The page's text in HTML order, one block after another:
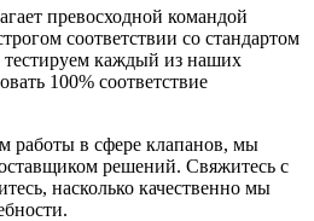
превосходной командой
соответствии со стандартом
каждый из наших
100% соответствие
работы в сфере клапанов, мы
решений. Свяжитесь с
насколько качественно мы